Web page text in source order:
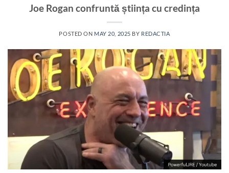
Joe Rogan confruntă știința cu credința
POSTED ON MAY 20, 2025 BY REDACTIA